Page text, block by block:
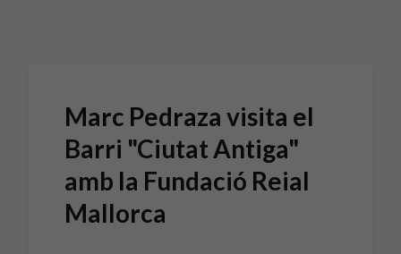
Marc Pedraza visita el
Barri "Ciutat Antiga"
amb la Fundació Reial
Mallorca